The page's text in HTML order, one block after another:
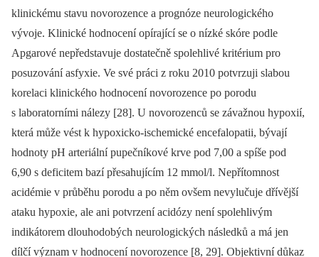
klinickému stavu novorozence a prognóze neurologického
vývoje. Klinické hodnocení opírající se o nízké skóre podle
Apgarové nepředstavuje dostatečně spolehlivé kritérium pro
posuzování asfyxie. Ve své práci z roku 2010 potvrzuji slabou
korelaci klinického hodnocení novorozence po porodu
s laboratorními nálezy [28]. U novorozenců se závažnou hypoxií,
která může vést k hypoxicko-ischemické encefalopatii, bývají
hodnoty pH arteriální pupečníkové krve pod 7,00 a spíše pod
6,90 s deficitem bazí přesahujícím 12 mmol/l. Nepřítomnost
acidémie v průběhu porodu a po něm ovšem nevylučuje dřívější
ataku hypoxie, ale ani potvrzení acidózy není spolehlivým
indikátorem dlouhodobých neurologických následků a má jen
dílčí význam v hodnocení novorozence [8, 29]. Objektivní důkaz